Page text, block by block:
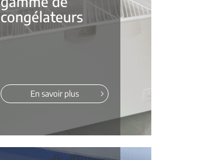
congélateurs
En savoir plus